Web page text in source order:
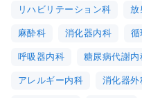
リハビリテーション科 放
麻酔科 消化器内科 循
呼吸器内科 糖尿病代謝内
アレルギー内科 消化器外